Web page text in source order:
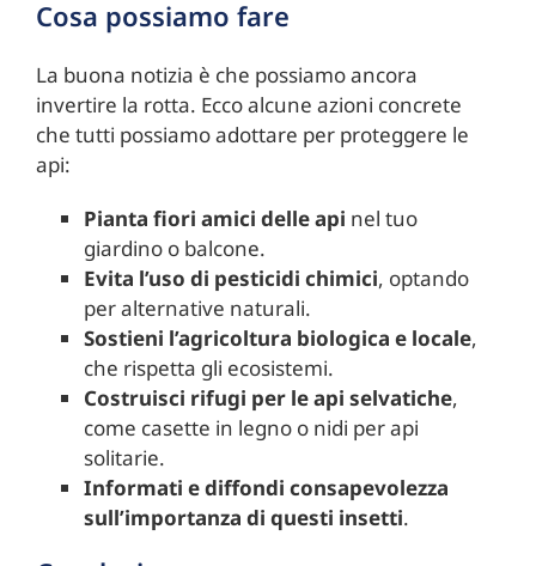
Cosa possiamo fare
La buona notizia è che possiamo ancora
invertire la rotta. Ecco alcune azioni concrete
che tutti possiamo adottare per proteggere le
api:
Pianta fiori amici delle api nel tuo
giardino o balcone.
Evita l’uso di pesticidi chimici, optando
per alternative naturali.
Sostieni l’agricoltura biologica e locale,
che rispetta gli ecosistemi.
Costruisci rifugi per le api selvatiche,
come casette in legno o nidi per api
solitarie.
Informati e diffondi consapevolezza
sull’importanza di questi insetti.